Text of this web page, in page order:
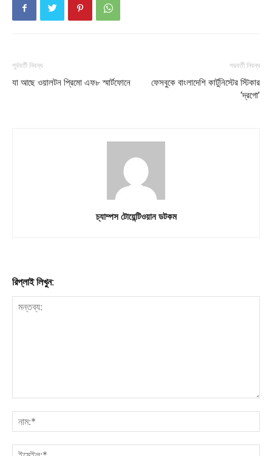
পূর্ববর্তী নিবন্ধ
যা আছে ওয়ালটন প্রিমো এফ৮ স্মার্টফোনে
পরবর্তী নিবন্ধ
ফেসবুকে বাংলাদেশি কার্টুনিস্টের স্টিকার
‘দ্রগো’
চ্যাম্পস টোয়েন্টিওয়ান ডটকম
রিপ্লাই লিখুন: